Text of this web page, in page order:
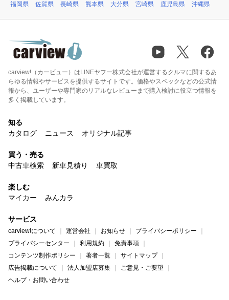
福岡県
佐賀県 長崎県 熊本県 大分県 宮崎県 鹿児島県 沖縄県
carview!（カービュー）はLINEヤフー株式会社が運営するクルマに関するあ
らゆる情報やサービスを提供するサイトです。価格やスペックなどの公式情
報から、ユーザーや専門家のリアルなレビューまで購入検討に役立つ情報を
多く掲載しています。
知る
カタログ
ニュース オリジナル記事
買う・売る
中古車検索
新車見積り 車買取
楽しむ
マイカー
みんカラ
サービス
carview!について 運営会社 お知らせ
プライバシーポリシー
プライバシーセンター
利用規約
免責事項
コンテンツ制作ポリシー
著者一覧
サイトマップ
広告掲載について
法人加盟店募集
ご意見・ご要望
ヘルプ・お問い合わせ